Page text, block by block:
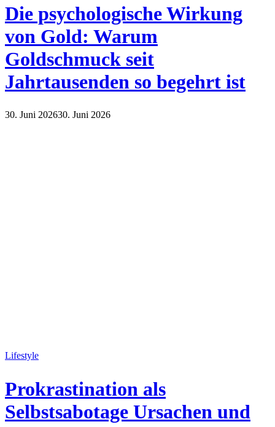
Die psychologische Wirkung
von Gold: Warum
Goldschmuck seit
Jahrtausenden so begehrt ist
30. Juni 202630. Juni 2026
Lifestyle
Prokrastination als
Selbstsabotage Ursachen und